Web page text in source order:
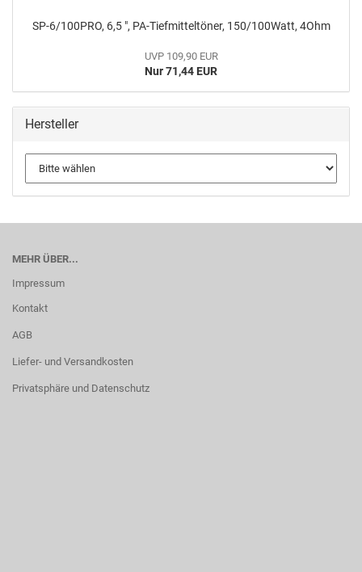
SP-6/100PRO, 6,5 ", PA-Tiefmitteltöner, 150/100Watt, 4Ohm
UVP 109,90 EUR
Nur 71,44 EUR
Hersteller
MEHR ÜBER...
Impressum
Kontakt
AGB
Liefer- und Versandkosten
Privatsphäre und Datenschutz